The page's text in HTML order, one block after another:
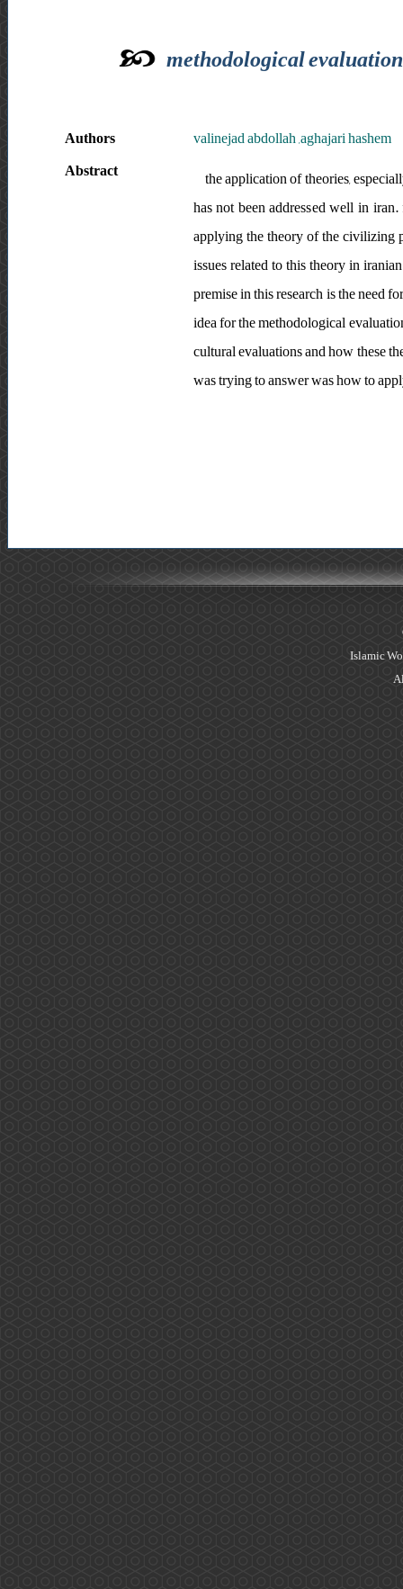
methodological
Authors
valinejad abdollah ,aghajari hashem
Abstract
the application of theories,
has not been addressed well in
applying the theory of the civilizing
issues related to this theory in
premise in this research is the need
idea for the methodological
cultural evaluations and how these
was trying to answer was how to
Islamic